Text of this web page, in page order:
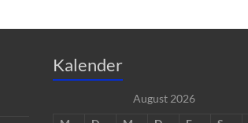
Kalender
August 2026